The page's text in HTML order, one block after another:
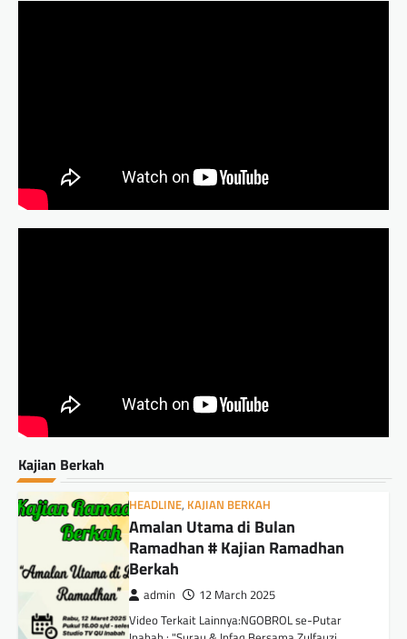
Kajian Berkah
HEADLINE, KAJIAN BERKAH
Amalan Utama di Bulan
Ramadhan # Kajian Ramadhan
Berkah
admin 12 March 2025
Video Terkait Lainnya:NGOBROL se-Putar